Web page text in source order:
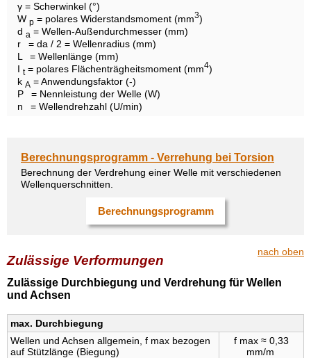
γ = Scherwinkel (°)
W p = polares Widerstandsmoment (mm3)
d a = Wellen-Außendurchmesser (mm)
r
= da / 2 = Wellenradius (mm)
L
= Wellenlänge (mm)
I t= polares Flächenträgheitsmoment (mm4)
k A = Anwendungsfaktor (-)
P
= Nennleistung der Welle (W)
n
= Wellendrehzahl (U/min)
Berechnungsprogramm - Verrehung bei Torsion
Berechnung der Verdrehung einer Welle mit verschiedenen
Wellenquerschnitten.
Berechnungsprogramm
nach oben
Zulässige Verformungen
Zulässige Durchbiegung und Verdrehung für Wellen
und Achsen
max. Durchbiegung
Wellen und Achsen allgemein, f max bezogen
auf Stützlänge (Biegung)
f max ≈ 0,33
mm/m